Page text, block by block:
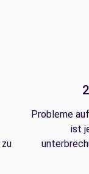
Probleme
ist